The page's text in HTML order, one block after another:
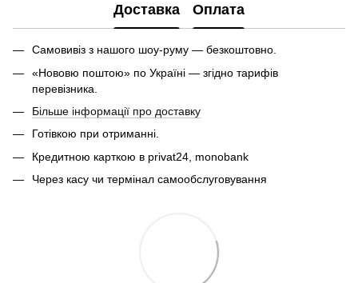
Доставка Оплата
Самовивіз з нашого шоу-руму — безкоштовно.
«Нововю поштою» по Україні — згідно тарифів
перевізника.
Більше інформації про доставку
Готівкою при отриманні.
Кредитною карткою в privat24, monobank
Через касу чи термінал самообслуговування